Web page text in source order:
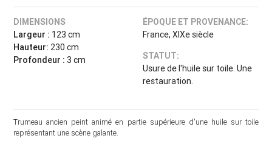
DIMENSIONS
Largeur : 123 cm
Hauteur: 230 cm
Profondeur : 3 cm
ÉPOQUE ET PROVENANCE:
France, XIXe siècle
STATUT:
Usure de l'huile sur toile. Une
restauration.
Trumeau ancien peint animé en partie supérieure d'une huile sur toile
représentant une scène galante.